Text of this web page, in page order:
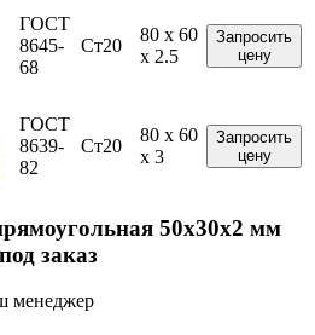
ГОСТ
8645-
68
Ст20
80 x 60
x 2.5
Запросить
цену
ГОСТ
8639-
82
Ст20
80 x 60
x 3
Запросить
цену
50x30x2 мм
заказ
менеджер